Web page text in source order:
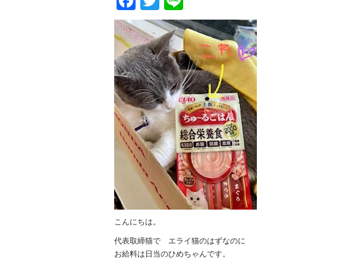
こんにちは。
代表取締猫で エライ猫のはずなのに
お給料は日当のひめちゃんです。